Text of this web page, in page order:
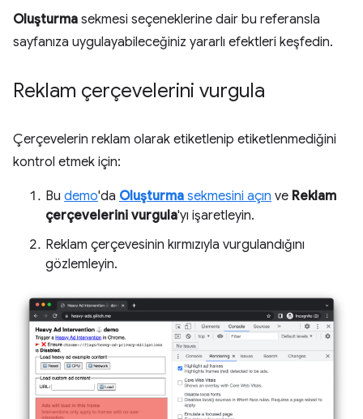
Oluşturma sekmesi seçeneklerine dair bu referansla
sayfanıza uygulayabileceğiniz yararlı efektleri keşfedin.
Reklam çerçevelerini vurgula
Çerçevelerin reklam olarak etiketlenip etiketlenmediğini
kontrol etmek için:
Bu demo'da Oluşturma sekmesini açın ve Reklam
çerçevelerini vurgula'yı işaretleyin.
Reklam çerçevesinin kırmızıyla vurgulandığını
gözlemleyin.